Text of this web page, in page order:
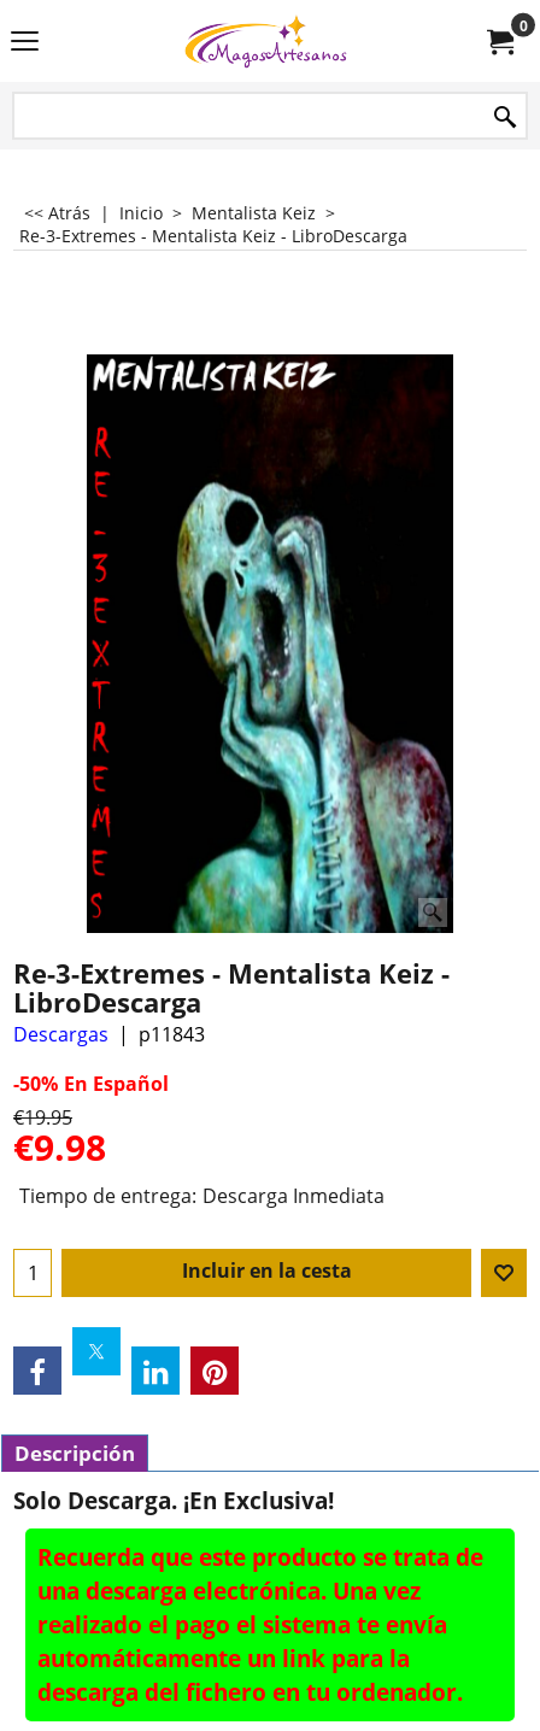
0
<< Atrás | Inicio > Mentalista Keiz >
Re-3-Extremes - Mentalista Keiz - LibroDescarga
Re-3-Extremes - Mentalista Keiz -
LibroDescarga
Descargas
p11843
-50% En Español
€19.95
€9.98
Tiempo de entrega: Descarga Inmediata
Incluir en la cesta
Descripción
Solo Descarga. ¡En Exclusiva!
Recuerda que este producto se trata de
una descarga electrónica. Una vez
realizado el pago el sistema te envía
automáticamente un link para la
descarga del fichero en tu ordenador.